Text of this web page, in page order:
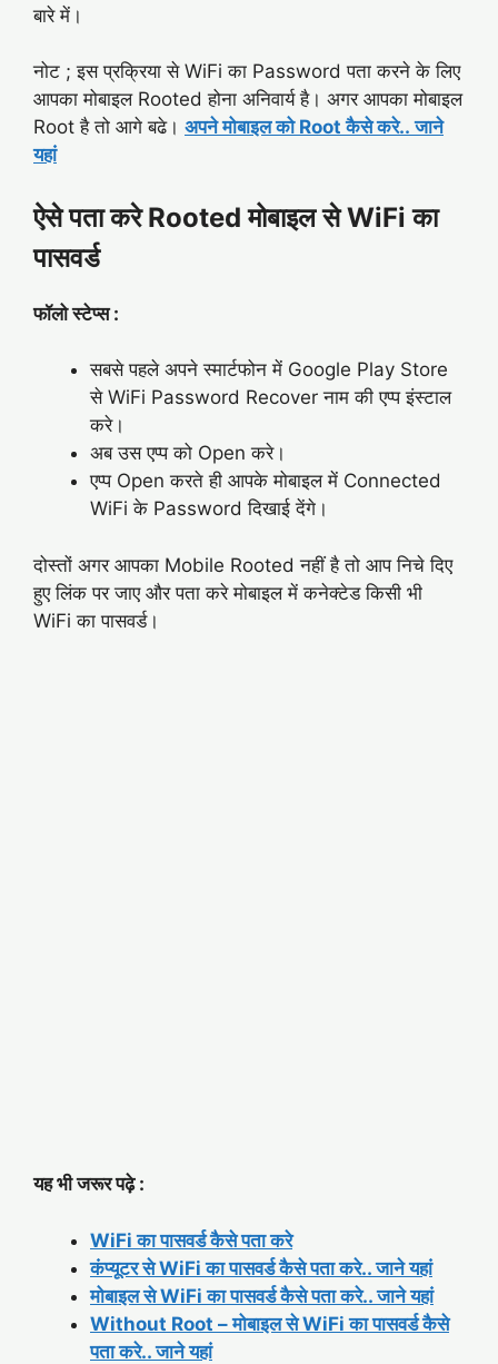
बारे में।
नोट ; इस प्रक्रिया से WiFi का Password पता करने के लिए
आपका मोबाइल Rooted होना अनिवार्य है। अगर आपका मोबाइल
Root है तो आगे बढे। अपने मोबाइल को Root कैसे करे.. जाने
यहां
ऐसे पता करे Rooted मोबाइल से WiFi का
पासवर्ड
फॉलो स्टेप्स :
सबसे पहले अपने स्मार्टफोन में Google Play Store
से WiFi Password Recover नाम की एप्प इंस्टाल
करे।
अब उस एप्प को Open करे।
एप्प Open करते ही आपके मोबाइल में Connected
WiFi के Password दिखाई देंगे।
दोस्तों अगर आपका Mobile Rooted नहीं है तो आप निचे दिए
हुए लिंक पर जाए और पता करे मोबाइल में कनेक्टेड किसी भी
WiFi का पासवर्ड।
यह भी जरूर पढ़े :
WiFi का पासवर्ड कैसे पता करे
कंप्यूटर से WiFi का पासवर्ड कैसे पता करे.. जाने यहां
मोबाइल से WiFi का पासवर्ड कैसे पता करे.. जाने यहां
Without Root – मोबाइल से WiFi का पासवर्ड कैसे
पता करे.. जाने यहां